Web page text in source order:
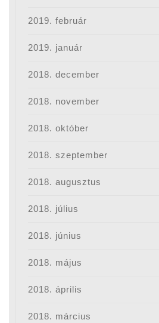
2019. február
2019. január
2018. december
2018. november
2018. október
2018. szeptember
2018. augusztus
2018. július
2018. június
2018. május
2018. április
2018. március